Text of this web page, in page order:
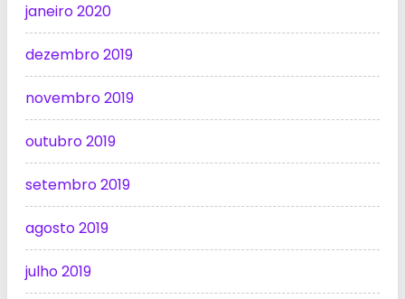
janeiro 2020
dezembro 2019
novembro 2019
outubro 2019
setembro 2019
agosto 2019
julho 2019